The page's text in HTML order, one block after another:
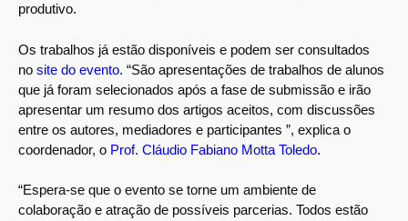
produtivo.
Os trabalhos já estão disponíveis e podem ser consultados
no site do evento. “São apresentações de trabalhos de alunos
que já foram selecionados após a fase de submissão e irão
apresentar um resumo dos artigos aceitos, com discussões
entre os autores, mediadores e participantes ”, explica o
coordenador, o Prof. Cláudio Fabiano Motta Toledo.
“Espera-se que o evento se torne um ambiente de
colaboração e atração de possíveis parcerias. Todos estão